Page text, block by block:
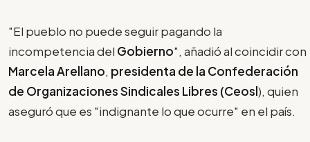
"El pueblo no puede seguir pagando la
incompetencia del Gobierno", añadió al coincidir con
Marcela Arellano, presidenta de la Confederación
de Organizaciones Sindicales Libres (Ceosl), quien
aseguró que es "indignante lo que ocurre" en el país.